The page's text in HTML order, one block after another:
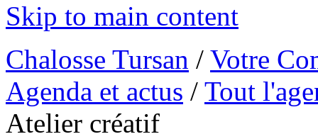
Skip to main content
Chalosse Tursan / Votre
Agenda et actus / Tout
Atelier créatif